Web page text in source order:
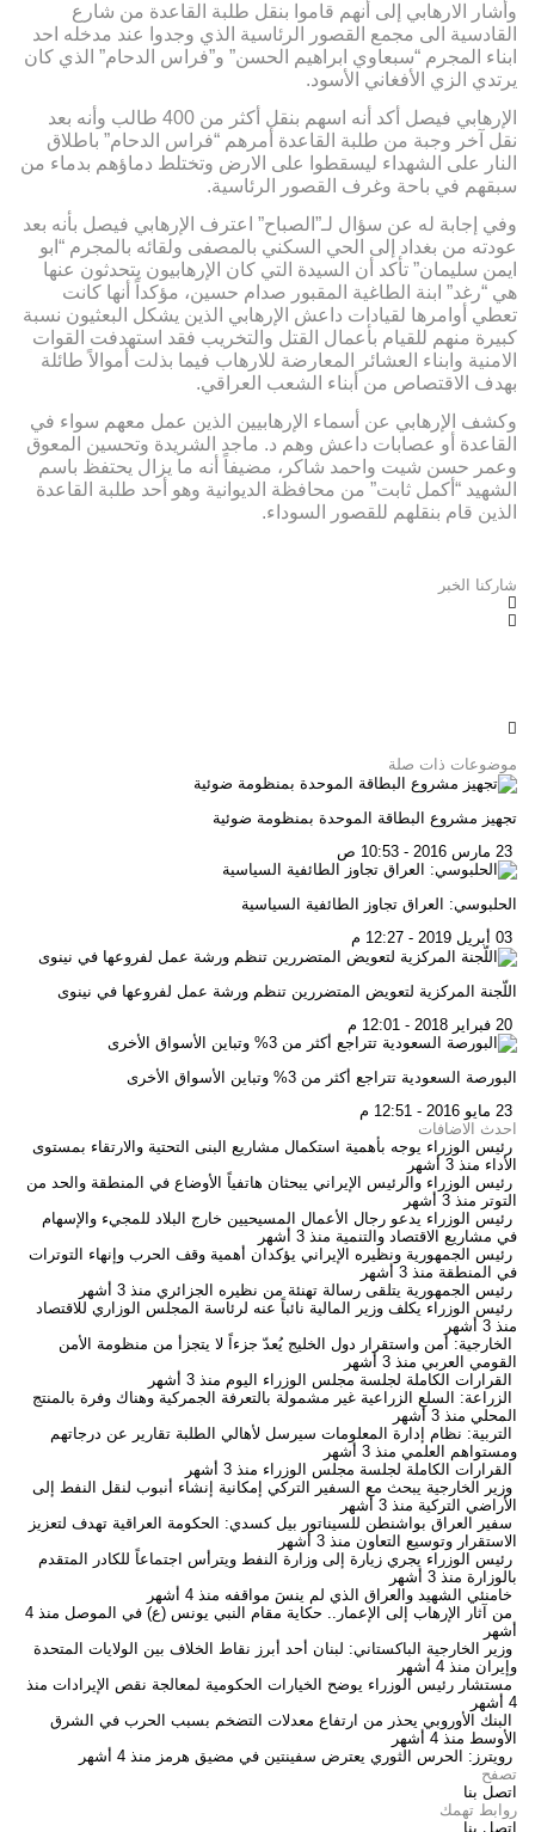
وأشار الارهابي إلى أنهم قاموا بنقل طلبة القاعدة من شارع
القادسية الى مجمع القصور الرئاسية الذي وجدوا عند مدخله احد
ابناء المجرم “سبعاوي ابراهيم الحسن” و”فراس الدحام” الذي كان
يرتدي الزي الأفغاني الأسود.
الإرهابي فيصل أكد أنه اسهم بنقل أكثر من 400 طالب وأنه بعد
نقل آخر وجبة من طلبة القاعدة أمرهم “فراس الدحام” باطلاق
النار على الشهداء ليسقطوا على الارض وتختلط دماؤهم بدماء من
سبقهم في باحة وغرف القصور الرئاسية.
وفي إجابة له عن سؤال لـ”الصباح” اعترف الإرهابي فيصل بأنه بعد
عودته من بغداد إلى الحي السكني بالمصفى ولقائه بالمجرم “ابو
ايمن سليمان” تأكد أن السيدة التي كان الإرهابيون يتحدثون عنها
هي “رغد” ابنة الطاغية المقبور صدام حسين، مؤكداً أنها كانت
تعطي أوامرها لقيادات داعش الإرهابي الذين يشكل البعثيون نسبة
كبيرة منهم للقيام بأعمال القتل والتخريب فقد استهدفت القوات
الامنية وابناء العشائر المعارضة للارهاب فيما بذلت أموالاً طائلة
بهدف الاقتصاص من أبناء الشعب العراقي.
وكشف الإرهابي عن أسماء الإرهابيين الذين عمل معهم سواء في
القاعدة أو عصابات داعش وهم د. ماجد الشريدة وتحسين المعوق
وعمر حسن شيت واحمد شاكر، مضيفاً أنه ما يزال يحتفظ باسم
الشهيد “أكمل ثابت” من محافظة الديوانية وهو أحد طلبة القاعدة
الذين قام بنقلهم للقصور السوداء.
شاركنا الخبر
موضوعات ذات صلة
تجهيز مشروع البطاقة الموحدة بمنظومة ضوئية
الحلبوسي: العراق تجاوز الطائفية السياسية
اللّجنة المركزية لتعويض المتضررين تنظم ورشة عمل لفروعها في نينوى
البورصة السعودية تتراجع أكثر من 3% وتباين الأسواق الأخرى
احدث الاضافات
رئيس الوزراء يوجه بأهمية استكمال مشاريع البنى التحتية والارتقاء بمستوى
الأداء منذ 3 أشهر
رئيس الوزراء والرئيس الإيراني يبحثان هاتفياً الأوضاع في المنطقة والحد من
التوتر منذ 3 أشهر
رئيس الوزراء يدعو رجال الأعمال المسيحيين خارج البلاد للمجيء والإسهام
في مشاريع الاقتصاد والتنمية منذ 3 أشهر
رئيس الجمهورية ونظيره الإيراني يؤكدان أهمية وقف الحرب وإنهاء التوترات
في المنطقة منذ 3 أشهر
رئيس الجمهورية يتلقى رسالة تهنئة من نظيره الجزائري منذ 3 أشهر
رئيس الوزراء يكلف وزير المالية نائباً عنه لرئاسة المجلس الوزاري للاقتصاد
منذ 3 أشهر
الخارجية: أمن واستقرار دول الخليج يُعدّ جزءاً لا يتجزأ من منظومة الأمن
القومي العربي منذ 3 أشهر
القرارات الكاملة لجلسة مجلس الوزراء اليوم منذ 3 أشهر
الزراعة: السلع الزراعية غير مشمولة بالتعرفة الجمركية وهناك وفرة بالمنتج
المحلي منذ 3 أشهر
التربية: نظام إدارة المعلومات سيرسل لأهالي الطلبة تقارير عن درجاتهم
ومستواهم العلمي منذ 3 أشهر
القرارات الكاملة لجلسة مجلس الوزراء منذ 3 أشهر
وزير الخارجية يبحث مع السفير التركي إمكانية إنشاء أنبوب لنقل النفط إلى
الأراضي التركية منذ 3 أشهر
سفير العراق بواشنطن للسيناتور بيل كسدي: الحكومة العراقية تهدف لتعزيز
الاستقرار وتوسيع التعاون منذ 3 أشهر
رئيس الوزراء يجري زيارة إلى وزارة النفط ويترأس اجتماعاً للكادر المتقدم
بالوزارة منذ 3 أشهر
خامنئي الشهيد والعراق الذي لم ينسَ مواقفه منذ 4 أشهر
من آثار الإرهاب إلى الإعمار.. حكاية مقام النبي يونس (ع) في الموصل
منذ 4
أشهر
وزير الخارجية الباكستاني: لبنان أحد أبرز نقاط الخلاف بين الولايات المتحدة
وإيران منذ 4 أشهر
مستشار رئيس الوزراء يوضح الخيارات الحكومية لمعالجة نقص الإيرادات منذ
4 أشهر
البنك الأوروبي يحذر من ارتفاع معدلات التضخم بسبب الحرب في الشرق
الأوسط منذ 4 أشهر
رويترز: الحرس الثوري يعترض سفينتين في مضيق هرمز منذ 4 أشهر
تصفح
اتصل بنا
روابط تهمك
اتصل بنا